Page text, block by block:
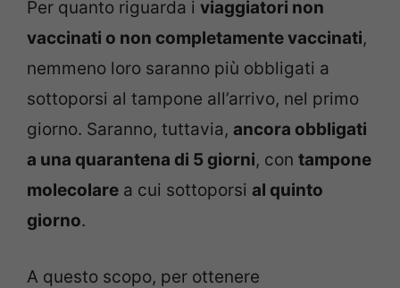
Per quanto riguarda i viaggiatori non
vaccinati o non completamente vaccinati,
nemmeno loro saranno più obbligati a
sottoporsi al tampone all’arrivo, nel primo
giorno. Saranno, tuttavia, ancora obbligati
a una quarantena di 5 giorni, con tampone
molecolare a cui sottoporsi al quinto
giorno.
A questo scopo, per ottenere